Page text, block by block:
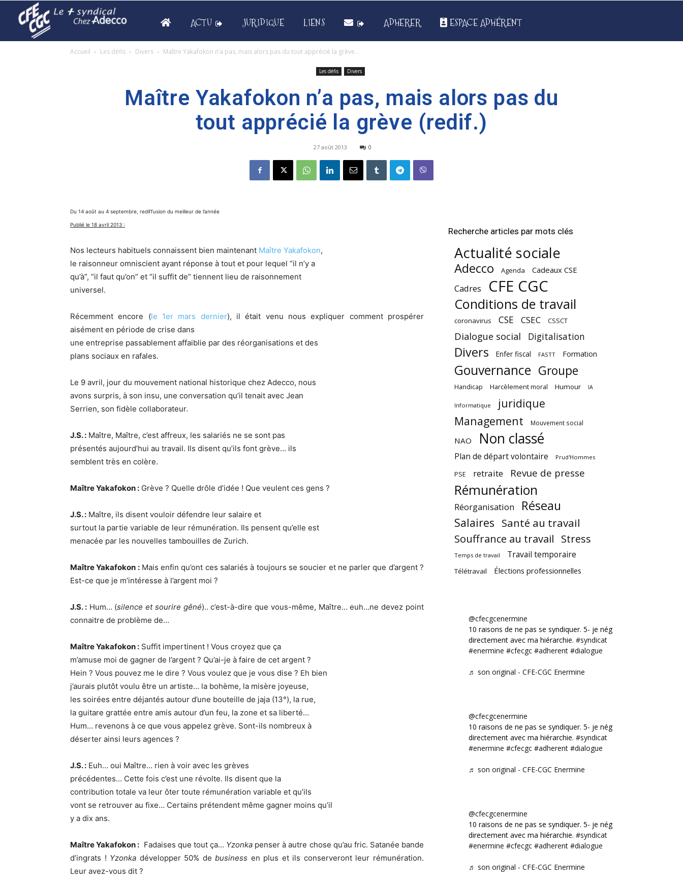
ACTU JURIDIQUE LIENS ADHERER ESPACE ADHÉRENT
Accueil Les défis Divers Maître Yakafokon n’a pas, mais alors pas du tout apprécié la grève...
Les défis Divers
Maître Yakafokon n’a pas, mais alors pas du
tout apprécié la grève (redif.)
27 août 2013 0
Du 14 août au 4 septembre, rediffusion du meilleur de l’année
Publié le 18 avril 2013 :
Nos lecteurs habituels connaissent bien maintenant Maître Yakafokon,
le raisonneur omniscient ayant réponse à tout et pour lequel “il n’y a
qu’à”, “il faut qu’on” et “il suffit de” tiennent lieu de raisonnement
universel.
Récemment encore (le 1er mars dernier), il était venu nous expliquer comment prospérer
aisément en période de crise dans
une entreprise passablement affaiblie par des réorganisations et des
plans sociaux en rafales.
Le 9 avril, jour du mouvement national historique chez Adecco, nous
avons surpris, à son insu, une conversation qu’il tenait avec Jean
Serrien, son fidèle collaborateur.
J.S. : Maître, Maître, c’est affreux, les salariés ne se sont pas
présentés aujourd’hui au travail. Ils disent qu’ils font grève… ils
semblent très en colère.
Maître Yakafokon : Grève ? Quelle drôle d’idée ! Que veulent ces gens ?
J.S. : Maître, ils disent vouloir défendre leur salaire et
surtout la partie variable de leur rémunération. Ils pensent qu’elle est
menacée par les nouvelles tambouilles de Zurich.
Maître Yakafokon :Mais enfin qu’ont ces salariés à toujours se soucier et ne parler que d’argent ?
Est-ce que je m’intéresse à l’argent moi ?
J.S. :Hum… (silence et sourire gêné).. c’est-à-dire que vous-même, Maître… euh…ne devez point
connaitre de problème de…
Maître Yakafokon : Suffit impertinent ! Vous croyez que ça
m’amuse moi de gagner de l’argent ? Qu’ai-je à faire de cet argent ?
Hein ? Vous pouvez me le dire ? Vous voulez que je vous dise ? Eh bien
j’aurais plutôt voulu être un artiste… la bohème, la misère joyeuse,
les soirées entre déjantés autour d’une bouteille de jaja (13°), la rue,
la guitare grattée entre amis autour d’un feu, la zone et sa liberté…
Hum… revenons à ce que vous appelez grève. Sont-ils nombreux à
déserter ainsi leurs agences ?
J.S. : Euh… oui Maître… rien à voir avec les grèves
précédentes… Cette fois c’est une révolte. Ils disent que la
contribution totale va leur ôter toute rémunération variable et qu’ils
vont se retrouver au fixe… Certains prétendent même gagner moins qu’il
y a dix ans.
Maître Yakafokon : Fadaises que tout ça… Yzonka penser à autre chose qu’au fric. Satanée bande
d’ingrats ! Yzonka développer 50% debusiness en plus et ils conserveront leur rémunération.
Leur avez-vous dit ?
Recherche articles par mots clés
Actualité sociale
Adecco Agenda Cadeaux CSE
Cadres CFE CGC
Conditions de travail
coronavirus CSE CSEC CSSCT
Dialogue social Digitalisation
Divers Enfer fiscal FASTT Formation
Gouvernance Groupe
Handicap Harcèlement moral Humour IA
Informatique
juridique
Management
Mouvement social
NAO Non classé
Plan de départ volontaire Prud'Hommes
PSE retraite Revue de presse
Rémunération
Réorganisation Réseau
Salaires Santé au travail
Souffrance au travail Stress
Temps de travail Travail temporaire
Télétravail Élections professionnelles
@cfecgcenermine
10 raisons de ne pas se syndiquer. 5- je négocie
directement avec ma hiérarchie. #syndicat
#enermine #cfecgc #adherent #dialogue
♬ son original - CFE-CGC Enermine
@cfecgcenermine
10 raisons de ne pas se syndiquer. 5- je négocie
directement avec ma hiérarchie. #syndicat
#enermine #cfecgc #adherent #dialogue
♬ son original - CFE-CGC Enermine
@cfecgcenermine
10 raisons de ne pas se syndiquer. 5- je négocie
directement avec ma hiérarchie. #syndicat
#enermine #cfecgc #adherent #dialogue
♬ son original - CFE-CGC Enermine